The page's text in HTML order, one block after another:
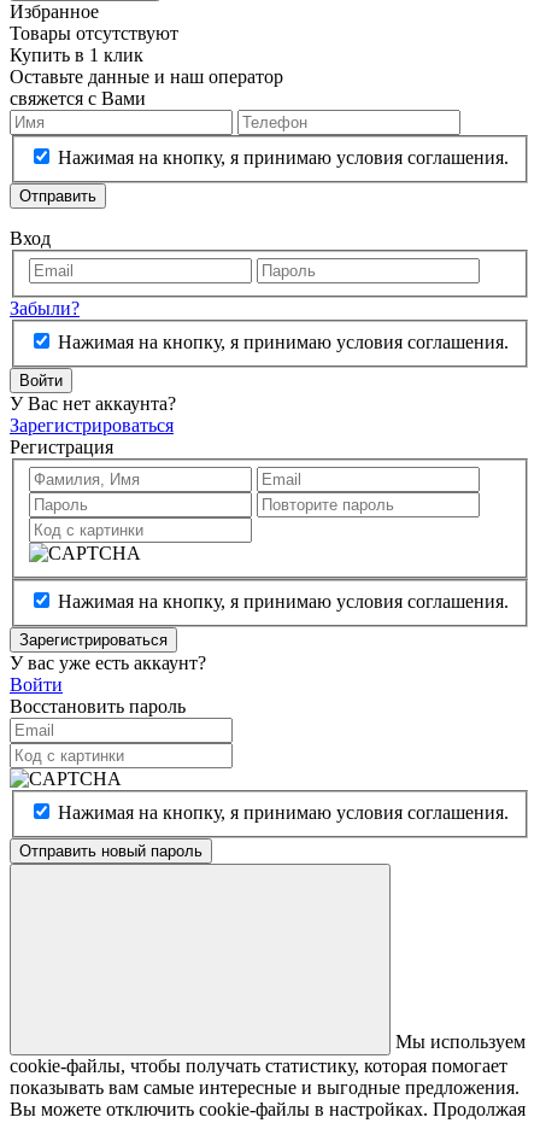
Избранное
Товары отсутствуют
Купить в 1 клик
Оставьте данные и наш оператор
свяжется с Вами
Нажимая на кнопку, я принимаю условия соглашения.
Отправить
Вход
Забыли?
Нажимая на кнопку, я принимаю условия соглашения.
Войти
У Вас нет аккаунта?
Зарегистрироваться
Регистрация
Нажимая на кнопку, я принимаю условия соглашения.
Зарегистрироваться
У вас уже есть аккаунт?
Войти
Восстановить пароль
Нажимая на кнопку, я принимаю условия соглашения.
Отправить новый пароль
Мы используем
cookie-файлы, чтобы получать статистику, которая помогает
показывать вам самые интересные и выгодные предложения.
Вы можете отключить cookie-файлы в настройках. Продолжая